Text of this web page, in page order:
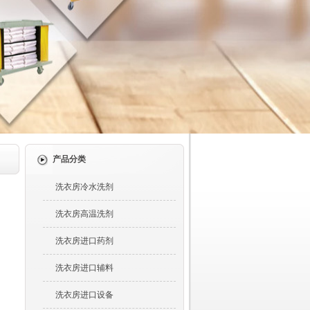
产品分类
洗衣房冷水洗剂
洗衣房高温洗剂
洗衣房进口药剂
洗衣房进口辅料
洗衣房进口设备